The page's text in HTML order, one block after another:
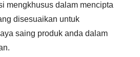
mengkhusus dalam mencipta
disesuaikan untuk
saing produk anda dalam